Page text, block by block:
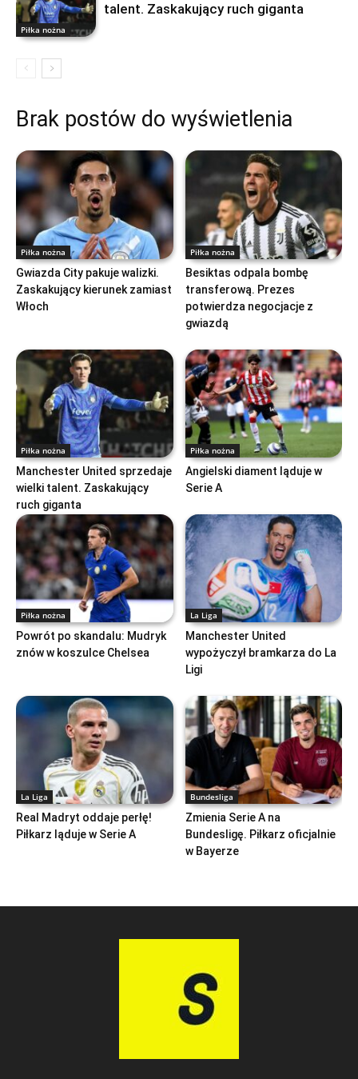
Piłka nożna
talent. Zaskakujący ruch giganta
Brak postów do wyświetlenia
Piłka nożna
Gwiazda City pakuje walizki.
Zaskakujący kierunek zamiast
Włoch
Piłka nożna
Besiktas odpala bombę
transferową. Prezes
potwierdza negocjacje z
gwiazdą
Piłka nożna
Manchester United sprzedaje
wielki talent. Zaskakujący
ruch giganta
Piłka nożna
Angielski diament ląduje w
Serie A
Piłka nożna
Powrót po skandalu: Mudryk
znów w koszulce Chelsea
La Liga
Manchester United
wypożyczył bramkarza do La
Ligi
La Liga
Real Madryt oddaje perłę!
Piłkarz ląduje w Serie A
Bundesliga
Zmienia Serie A na
Bundesligę. Piłkarz oficjalnie
w Bayerze